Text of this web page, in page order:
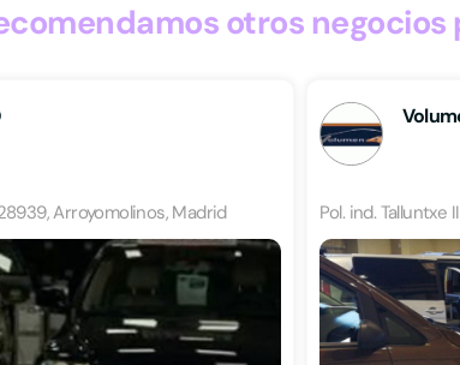
otros
Arroyomolinos, Madrid Pol. ind. Talluntxe